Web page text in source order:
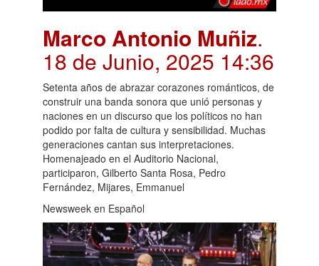
Marco Antonio Muñiz.
18 de Junio, 2025 14:36
Setenta años de abrazar corazones románticos, de
construir una banda sonora que unió personas y
naciones en un discurso que los políticos no han
podido por falta de cultura y sensibilidad. Muchas
generaciones cantan sus interpretaciones.
Homenajeado en el Auditorio Nacional,
participaron, Gilberto Santa Rosa, Pedro
Fernández, Mijares, Emmanuel
Newsweek en Español